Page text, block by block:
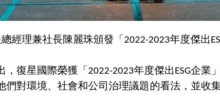
經理兼社長陳麗珠頒發「 2022-2023年度傑出
，復星國際榮獲「 2022-2023年度傑出ESG企
們對環境、社會和公司治理議題的看法，並收